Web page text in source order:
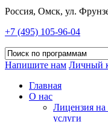
Россия, Омск, ул.
+7 (495) 105-96-04
Напишите нам Личный
Главная
О нас
Лицензия на
услуги